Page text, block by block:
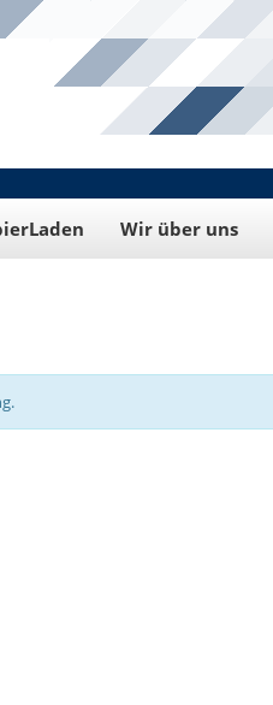
Wir über uns